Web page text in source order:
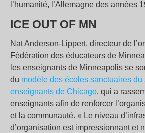
l’humanité, l’Allemagne des années
ICE OUT OF MN
Nat Anderson-Lippert, directeur de
Fédération des éducateurs de
les enseignants de Minneapolis se
du modèle des écoles sanctuaires du
enseignants de Chicago, qui a
enseignants afin de renforcer
et la communauté. « Le niveau
d’organisation est impressionnant et